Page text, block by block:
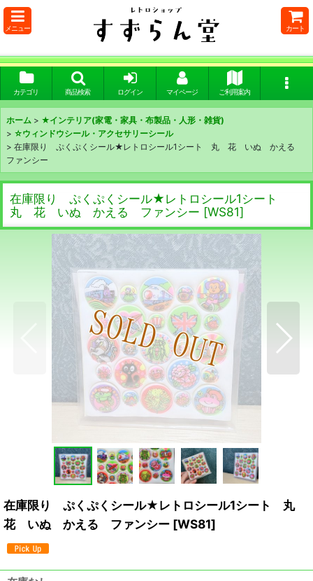
メニュー カート
カテゴリ 商品検索 ログイン マイページ ご利用案内
ホーム > ★インテリア(家電・家具・布製品・人形・雑貨)
> ☆ウィンドウシール・アクセサリーシール
> 在庫限り ぷくぷくシール★レトロシール1シート 丸 花 いぬ かえる
ファンシー
在庫限り ぷくぷくシール★レトロシール1シート
丸 花 いぬ かえる ファンシー [WS81]
在庫限り ぷくぷくシール★レトロシール1シート 丸
花 いぬ かえる ファンシー [WS81]